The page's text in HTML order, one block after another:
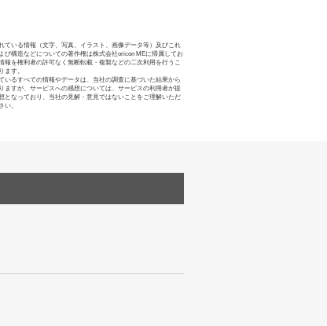
ている情報（文字、写真、イラスト、画像データ等）及びこれ
び構造などについての著作権は株式会社oricon MEに帰属してお
報を権利者の許可なく無断転載・複製などの二次利用を行うこ
ます。
いるすべての情報やデータは、当社の調査に基づいた結果から
ますが、サービスへの感想については、サービスの利用者が提
となっており、当社の見解・意見ではないことをご理解いただ
い。